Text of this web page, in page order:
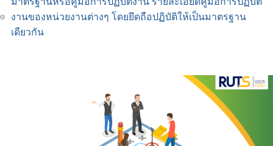
งานของหน่วยงานต่างๆ โดยยึดถือปฏิบัติให้เป็นมาตรฐาน
เดียวกัน